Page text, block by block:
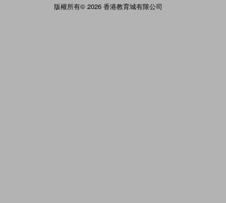
版權所有© 2026 香港教育城有限公司